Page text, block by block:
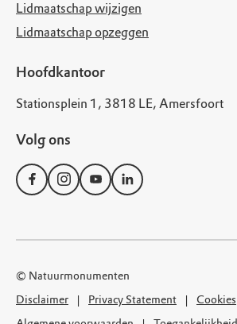
Lidmaatschap wijzigen
Lidmaatschap opzeggen
Hoofdkantoor
Stationsplein 1, 3818 LE, Amersfoort
Volg ons
© Natuurmonumenten
Disclaimer
Privacy Statement
Cookies